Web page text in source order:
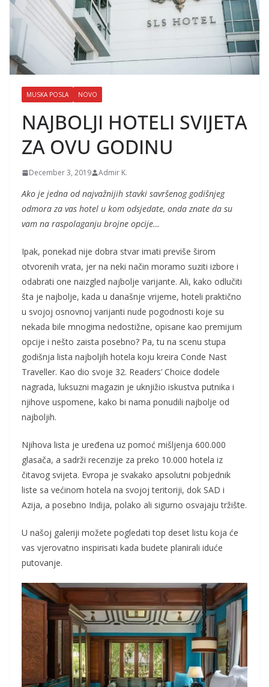
MUSKA POSLA NOVO
NAJBOLJI HOTELI SVIJETA
ZA OVU GODINU
December 3, 2019 Admir K.
Ako je jedna od najvažnijih stavki savršenog godišnjeg
odmora za vas hotel u kom odsjedate, onda znate da su
vam na raspolaganju brojne opcije…
Ipak, ponekad nije dobra stvar imati previše širom
otvorenih vrata, jer na neki način moramo suziti izbore i
odabrati one naizgled najbolje varijante. Ali, kako odlučiti
šta je najbolje, kada u današnje vrijeme, hoteli praktično
u svojoj osnovnoj varijanti nude pogodnosti koje su
nekada bile mnogima nedostižne, opisane kao premijum
opcije i nešto zaista posebno? Pa, tu na scenu stupa
godišnja lista najboljih hotela koju kreira Conde Nast
Traveller. Kao dio svoje 32. Readers’ Choice dodele
nagrada, luksuzni magazin je uknjižio iskustva putnika i
njihove uspomene, kako bi nama ponudili najbolje od
najboljih.
Njihova lista je uređena uz pomoć mišljenja 600.000
glasača, a sadrži recenzije za preko 10.000 hotela iz
čitavog svijeta. Evropa je svakako apsolutni pobjednik
liste sa većinom hotela na svojoj teritoriji, dok SAD i
Azija, a posebno Indija, polako ali sigurno osvajaju tržište.
U našoj galeriji možete pogledati top deset listu koja će
vas vjerovatno inspirisati kada budete planirali iduće
putovanje.